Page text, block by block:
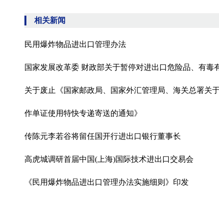
相关新闻
民用爆炸物品进出口管理办法
国家发展改革委 财政部关于暂停对进出口危险品、有
关于废止《国家邮政局、国家外汇管理局、海关总署关
作单证使用特快专递寄送的通知》
传陈元李若谷将留任国开行进出口银行董事长
高虎城调研首届中国(上海)国际技术进出口交易会
《民用爆炸物品进出口管理办法实施细则》印发